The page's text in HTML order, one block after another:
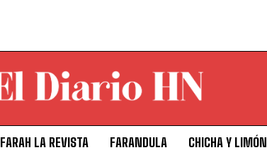
FARAH LA REVISTA FARANDULA CHICHA Y LIMÓN